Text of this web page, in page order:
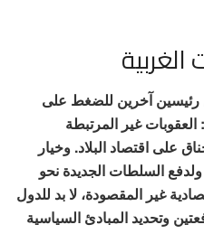
رئيسين آخرين للضغط على
غير المرتبطة
على اقتصاد البلاد. وخيار
السلطات الجديدة نحو
غير المقصودة، لا بد للدول
وتحديد المبادئ السياسية